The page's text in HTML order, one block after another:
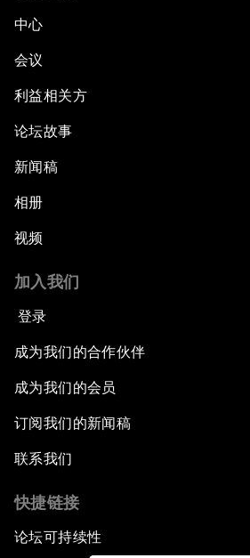
中心
会议
利益相关方
论坛故事
新闻稿
相册
视频
加入我们
登录
成为我们的合作伙伴
成为我们的会员
订阅我们的新闻稿
联系我们
快捷链接
论坛可持续性